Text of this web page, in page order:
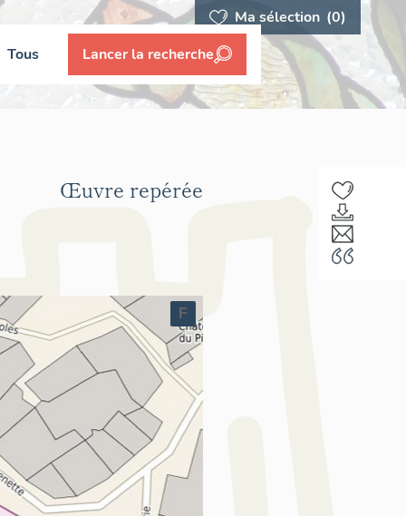
Ma sélection (0)
Tous Lancer la recherche
Œuvre repérée
F